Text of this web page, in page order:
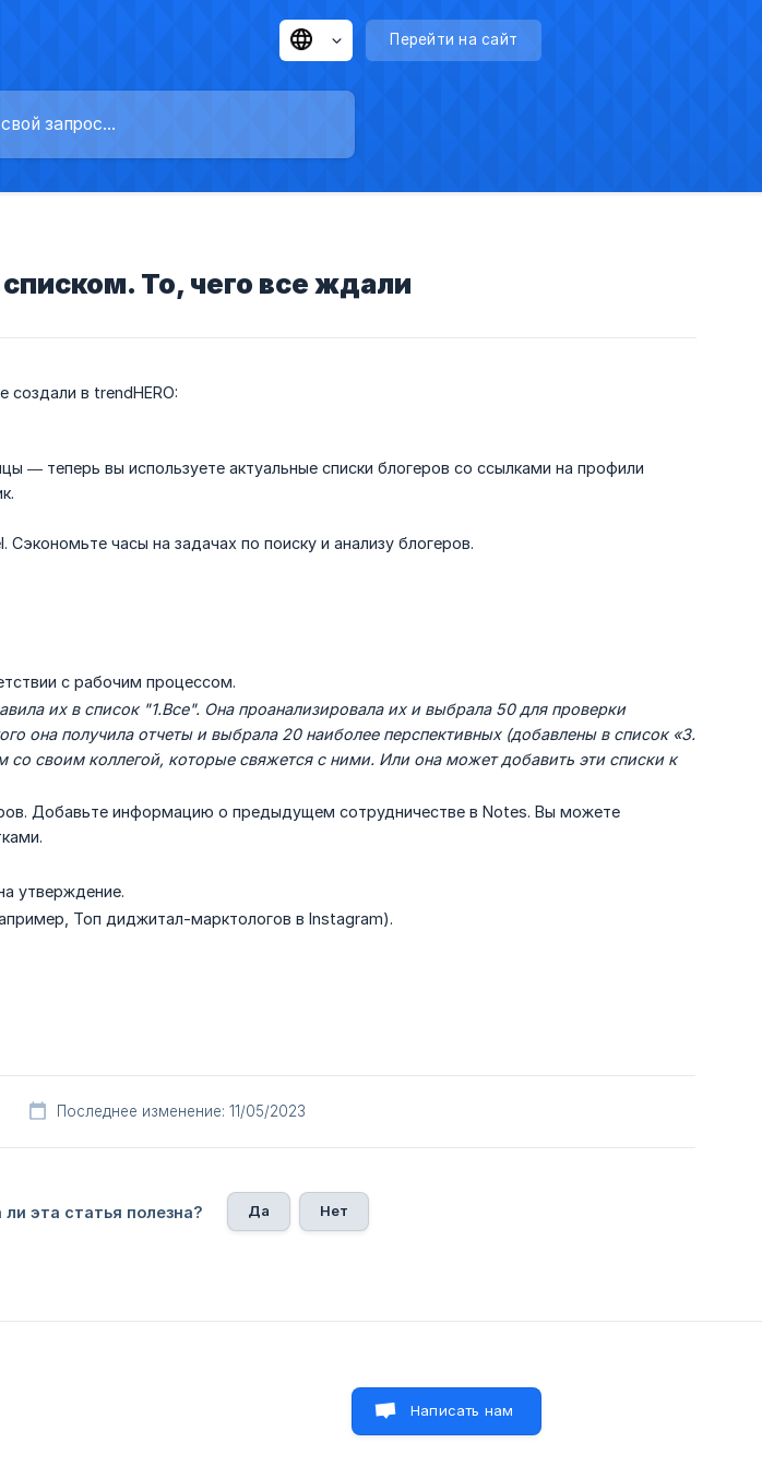
Перейти на сайт
То, чего все ждали
в trendHERO:
— теперь вы используете актуальные списки блогеров со ссылками на профили
часы на задачах по поиску и анализу блогеров.
с рабочим процессом.
их в список "1.Все". Она проанализировала их и выбрала 50 для проверки
она получила отчеты и выбрала 20 наиболее перспективных (добавлены в список «3.
со своим коллегой, которые свяжется с ними. Или она может добавить эти списки к
Добавьте информацию о предыдущем сотрудничестве в Notes. Вы можете
утверждение.
Топ диджитал-марктологов в Instagram).
Последнее изменение: 11/05/2023
ли эта статья полезна? Да Нет
Написать нам